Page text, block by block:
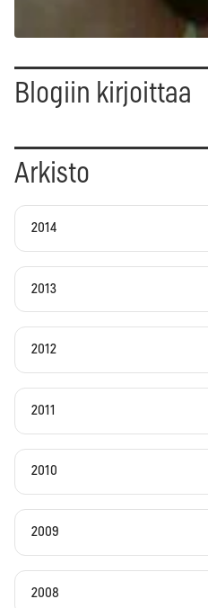
Blogiin kirjoittaa
Arkisto
2014
2013
2012
2011
2010
2009
2008